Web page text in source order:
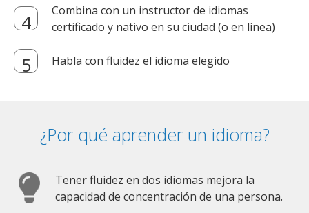
Combina con un instructor de idiomas
certificado y nativo en su ciudad (o en línea)
Habla con fluidez el idioma elegido
¿Por qué aprender un idioma?
Tener fluidez en dos idiomas mejora la
capacidad de concentración de una persona.